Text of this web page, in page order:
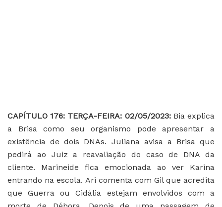
CAPÍTULO 176: TERÇA-FEIRA: 02/05/2023:Bia explica
a Brisa como seu organismo pode apresentar a
existência de dois DNAs. Juliana avisa a Brisa que
pedirá ao Juiz a reavaliação do caso de DNA da
cliente.
Marineide fica emocionada ao ver Karina
entrando na escola. Ari comenta com Gil que acredita
que Guerra ou Cidália estejam envolvidos com a